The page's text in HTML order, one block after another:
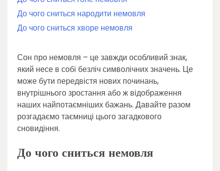
До чого сниться народити немовля
До чого сниться хворе немовля
Сон про немовля – це завжди особливий знак,
який несе в собі безліч символічних значень. Це
може бути передвістя нових починань,
внутрішнього зростання або ж відображення
наших найпотаємніших бажань. Давайте разом
розгадаємо таємниці цього загадкового
сновидіння.
До чого сниться немовля